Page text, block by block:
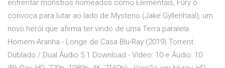
enfrentar monstros nomeados como Elementais, Fury o
convoca para lutar ao lado de Mysterio (Jake Gyllenhaal), um
novo herói que afirma ter vindo de uma Terra paralela.
Homem-Aranha - Longe de Casa Blu-Ray (2019) Torrent
Dublado / Dual Áudio 5.1 Download - Vídeo: 10 e Áudio: 10